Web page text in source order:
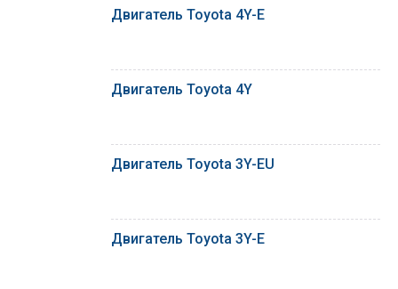
Двигатель Toyota 4Y-E
Двигатель Toyota 4Y
Двигатель Toyota 3Y-EU
Двигатель Toyota 3Y-E